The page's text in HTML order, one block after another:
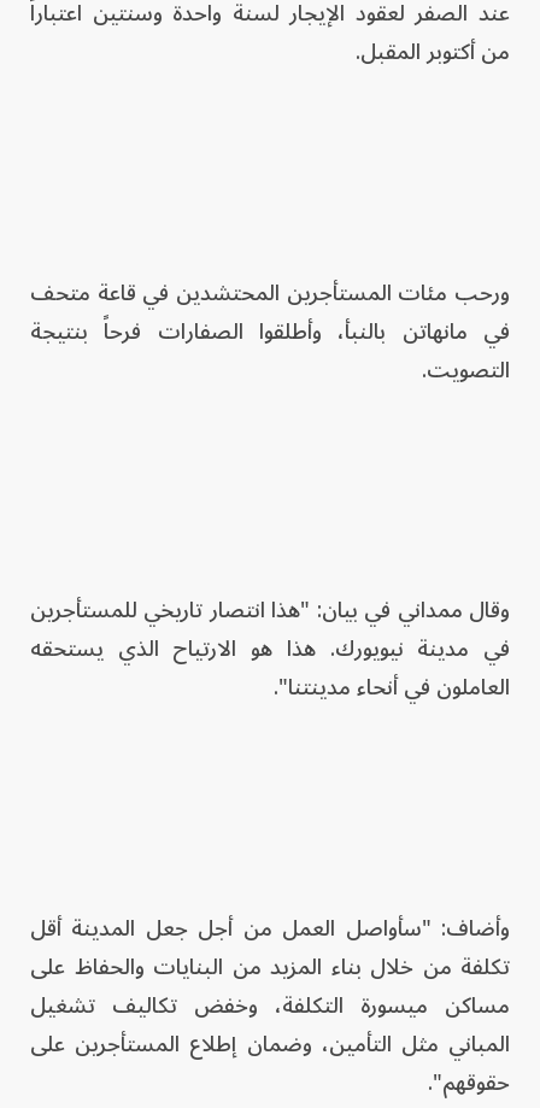
عند الصفر لعقود الإيجار لسنة واحدة وسنتين اعتباراً
من أكتوبر المقبل.
ورحب مئات المستأجرين المحتشدين في قاعة متحف
في مانهاتن بالنبأ، وأطلقوا الصفارات فرحاً بنتيجة
التصويت.
وقال ممداني في بيان: "هذا انتصار تاريخي للمستأجرين
في مدينة نيويورك. هذا هو الارتياح الذي يستحقه
العاملون في أنحاء مدينتنا".
وأضاف: "سأواصل العمل من أجل جعل المدينة أقل
تكلفة من خلال بناء المزيد من البنايات والحفاظ على
مساكن ميسورة التكلفة، وخفض تكاليف تشغيل
المباني مثل التأمين، وضمان إطلاع المستأجرين على
حقوقهم".